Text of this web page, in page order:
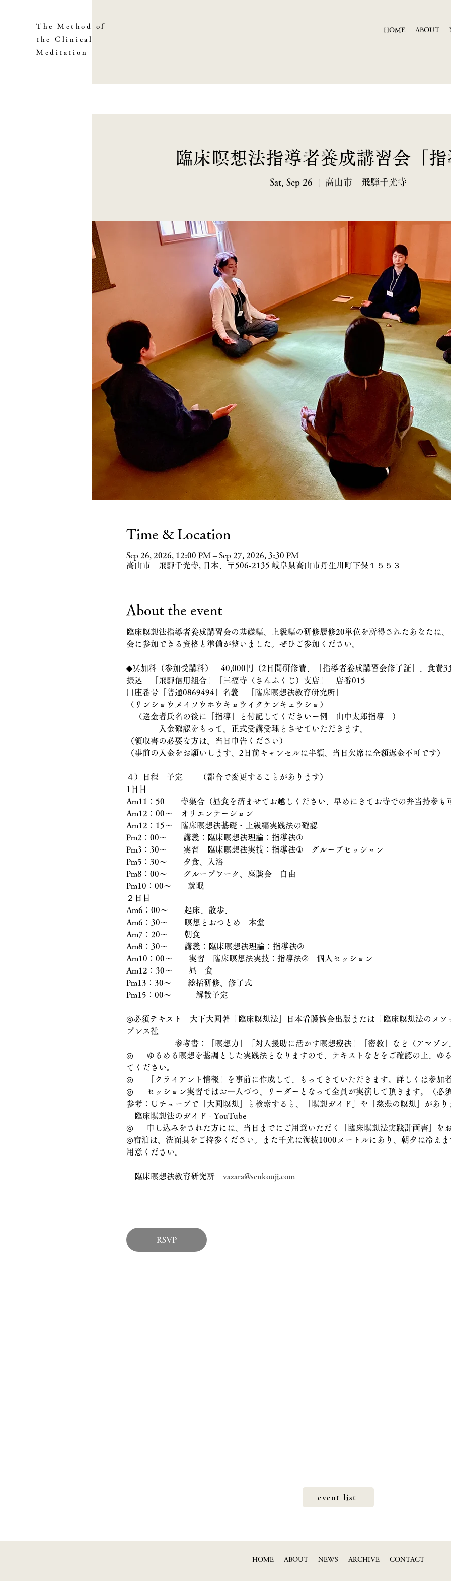
The Method of
the Clinical
Meditation
HOME ABOUT
臨床瞑想法指導者養成講習会「
Sat, Sep 26 高山市 飛騨千光寺
Time & Location
Sep 26, 2026, 12:00 PM – Sep 27, 2026, 3:30 PM
高山市 飛騨千光寺, 日本、〒506-2135 岐阜県高山市丹生川町下保１５５３
About the event
臨床瞑想法指導者養成講習会の基礎編、上級編の研修履修20単位を所得されたあなたは
会に参加できる資格と準備が整いました。ぜひご参加ください。
◆冥加料（参加受講料）　40,000円（2日間研修費、「指導者養成講習会修了証」、食費3
振込　「飛騨信用組合」「三福寺（さんふくじ）支店」　店番015
口座番号「普通0869494」名義　「臨床瞑想法教育研究所」
（リンショウメイソウホウキョウイクケンキュウショ）
（送金者氏名の後に「指導」と付記してくださいー例　山中太郎指導　）
入金確認をもって。正式受講受理とさせていただきます。
（領収書の必要な方は、当日申告ください）
（事前の入金をお願いします、2日前キャンセルは半額、当日欠席は全額返金不可です）
４）日程　予定　　（都合で変更することがあります）
1日目
Am11：50　　寺集合（昼食を済ませてお越しください、早めにきてお寺での弁当持参も
Am12：00〜　オリエンテーション
Am12：15〜　臨床瞑想法基礎・上級編実践法の確認
Pm2：00〜　　講義：臨床瞑想法理論：指導法①
Pm3：30〜　　実習　臨床瞑想法実技：指導法①　グループセッション
Pm5：30〜　　夕食、入浴
Pm8：00〜　　グループワーク、座談会　自由
Pm10：00〜　　就眠
２日目
Am6：00〜　　起床、散歩、
Am6：30〜　　瞑想とおつとめ　本堂
Am7：20～　　朝食
Am8：30〜　　講義：臨床瞑想法理論：指導法②
Am10：00〜　　実習　臨床瞑想法実技：指導法②　個人セッション
Am12：30～　　昼　食
Pm13：30～　　総括研修、修了式
Pm15：00～　　　解散予定
◎必須テキスト　大下大圓著「臨床瞑想法」日本看護協会出版または「臨床瞑想法のメソ
プレス社
参考書：「瞑想力」「対人援助に活かす瞑想療法」「密教」など（アマゾン
◎	ゆるめる瞑想を基調とした実践法となりますので、テキストなどをご確認の上、ゆるめる手順を「暗記」して来
てください。
◎	「クライアント情報」を事前に作成して、もってきていただきます。詳しくは参加
◎	セッション実習ではお一人づつ、リーダーとなって全員が実演して頂きます。（必
参考：Ｕチューブで「大圓瞑想」と検索すると、「瞑想ガイド」や「慈悲の瞑想」があ
臨床瞑想法のガイド - YouTube
◎	申し込みをされた方には、当日までにご用意いただく「臨床瞑想法実践計画書」を
◎宿泊は、洗面具をご持参ください。また千光は海抜1000メートルにあり、朝夕は冷え
用意ください。
臨床瞑想法教育研究所 vazara@senkouji.com
RSVP
event list
HOME ABOUT NEWS ARCHIVE CONTACT